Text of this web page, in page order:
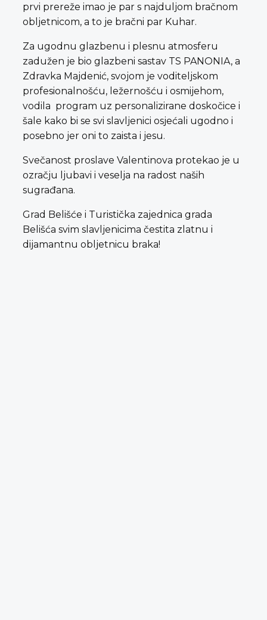
prvi prereže imao je par s najduljom bračnom
obljetnicom, a to je bračni par Kuhar.
Za ugodnu glazbenu i plesnu atmosferu
zadužen je bio glazbeni sastav TS PANONIA, a
Zdravka Majdenić, svojom je voditeljskom
profesionalnošću, ležernošću i osmijehom,
vodila program uz personalizirane doskočice i
šale kako bi se svi slavljenici osjećali ugodno i
posebno jer oni to zaista i jesu.
Svečanost proslave Valentinova protekao je u
ozračju ljubavi i veselja na radost naših
sugrađana.
Grad Belišće i Turistička zajednica grada
Belišća svim slavljenicima čestita zlatnu i
dijamantnu obljetnicu braka!